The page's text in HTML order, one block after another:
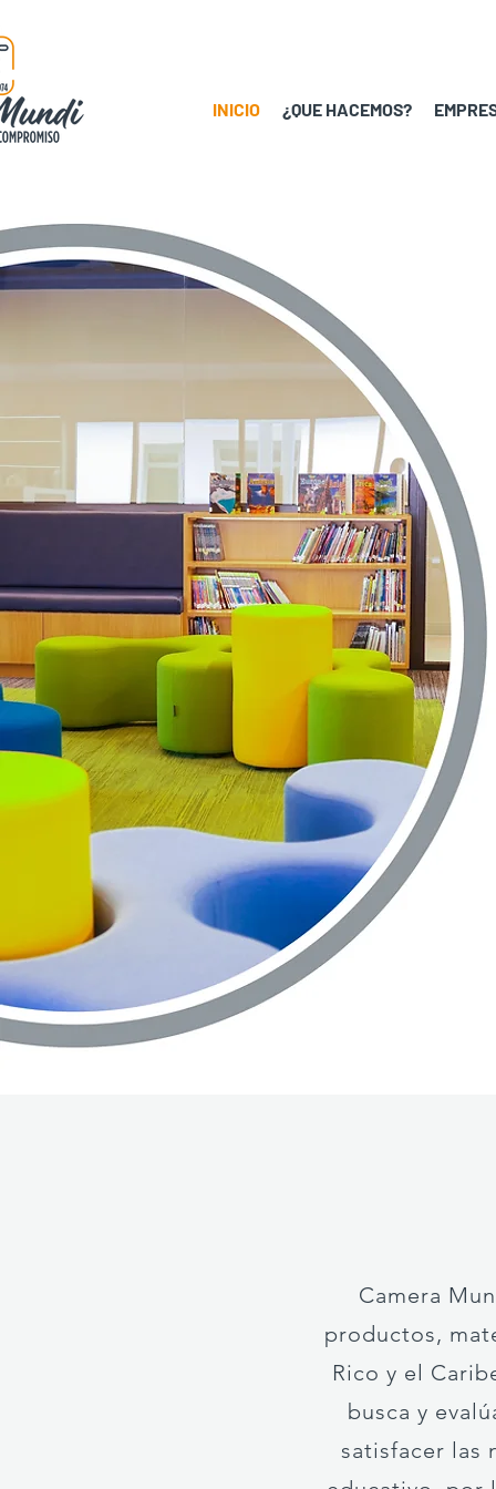
INICIO ¿QUE HACEMOS?
Camera
productos,
Rico y el
busca y
satisfacer las